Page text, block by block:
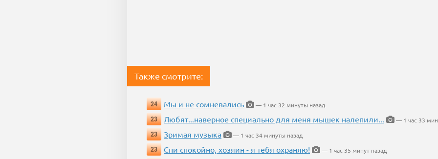
Также смотрите:
24 Мы и не сомневались
— 1 час 32 минуты назад
23
Любят...наверное специально для меня мышек налепили...
— 1 час 33
23
Зримая музыка
— 1 час 34 минуты назад
23
Спи спокойно, хозяин - я тебя охраняю!
— 1 час 35 минут назад